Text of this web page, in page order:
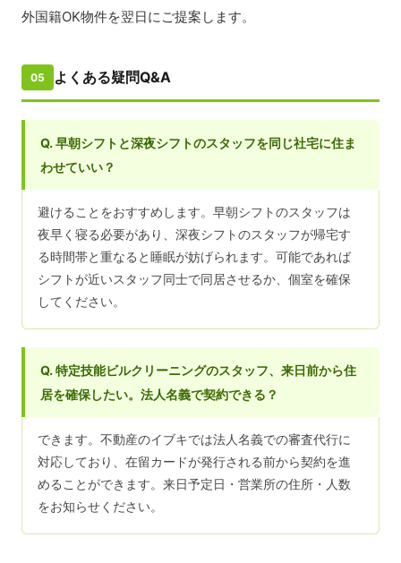
外国籍OK物件を翌日にご提案します。
05 よくある疑問Q&A
Q. 早朝シフトと深夜シフトのスタッフを同じ社宅に住ま
わせていい？
避けることをおすすめします。早朝シフトのスタッフは
夜早く寝る必要があり、深夜シフトのスタッフが帰宅す
る時間帯と重なると睡眠が妨げられます。可能であれば
シフトが近いスタッフ同士で同居させるか、個室を確保
してください。
Q. 特定技能ビルクリーニングのスタッフ、来日前から住
居を確保したい。法人名義で契約できる？
できます。不動産のイブキでは法人名義での審査代行に
対応しており、在留カードが発行される前から契約を進
めることができます。来日予定日・営業所の住所・人数
をお知らせください。